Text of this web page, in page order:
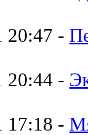
20:47 -
20:44 -
17:18 -